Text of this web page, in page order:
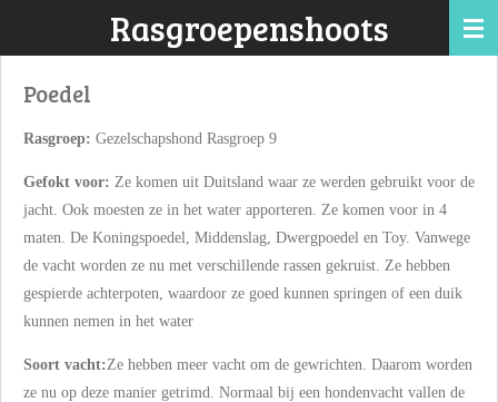
de
hoofdinhoud
Rasgroepenshoots
Poedel
Rasgroep: Gezelschapshond Rasgroep 9
Gefokt voor: Ze komen uit Duitsland waar ze werden gebruikt voor de
jacht. Ook moesten ze in het water apporteren. Ze komen voor in 4
maten. De Koningspoedel, Middenslag, Dwergpoedel en Toy. Vanwege
de vacht worden ze nu met verschillende rassen gekruist. Ze hebben
gespierde achterpoten, waardoor ze goed kunnen springen of een duik
kunnen nemen in het water
Soort vacht:Ze hebben meer vacht om de gewrichten. Daarom worden
ze nu op deze manier getrimd. Normaal bij een hondenvacht vallen de